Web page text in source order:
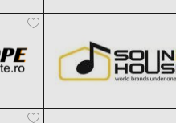
Clic și Vezi Ofertele!
Clic și Vezi Ofertele!